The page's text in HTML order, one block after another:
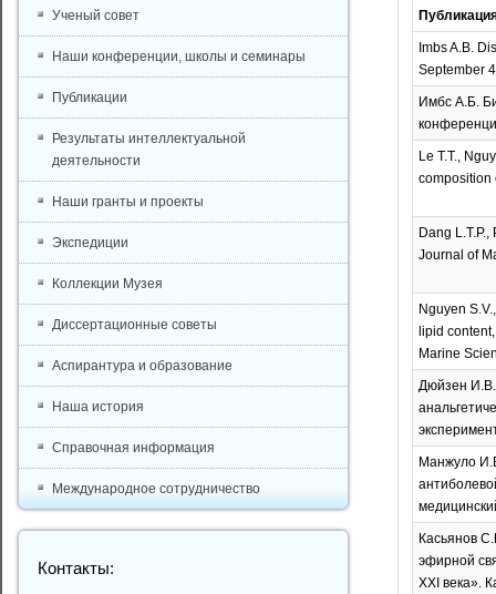
Imbs A.B.
September
Имбс А.Б.
Le T.T.,
composition
Dang
Journal of
Nguyen
lipid
Marine
Дюйзен
Манжуло
Касьянов
эфирной
XXI века».
Ученый совет
Наши конференции, школы и семинары
Публикации
Результаты интеллектуальной
деятельности
Наши гранты и проекты
Экспедиции
Коллекции Музея
Диссертационные советы
Аспирантура и образование
Наша история
Справочная информация
Международное сотрудничество
Контакты: